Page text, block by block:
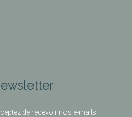
de recevoir nos e-mails